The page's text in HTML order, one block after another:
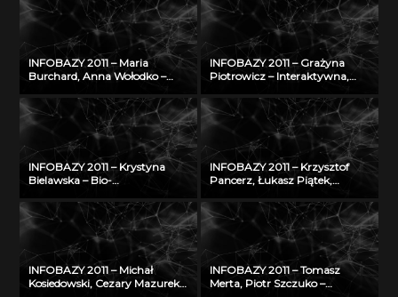
problem dostępu do danych
GEOHeritage
INFOBAZY 2011 – Maria
Burchard, Anna Wołodko –
cyfrowej
INFOBAZY 2011 – Grażyna
Piotrowicz – Interaktywna,
Śląska
INFOBAZY 2011 – Krystyna
Bielawska – Bio-
Jagiellońskiej dotycząca
Polaków XX i XXI wieku –
historia i stan obecny
INFOBAZY 2011 – Krzysztof
Pancerz, Łukasz Piątek,
syntezy obrazów
medycznych, z
zastosowaniem metod
konstruktywnej indukcji oraz
zbiorów przybliżonych
INFOBAZY 2011 – Michał
Kosiedowski, Cezary Mazurek,
INFOBAZY 2011 – Tomasz
Merta, Piotr Szczuko –